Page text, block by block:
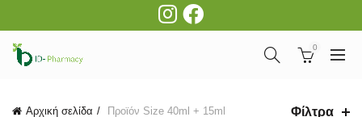
0
Αρχική σελίδα Προϊόν Size 40ml + 15ml Φίλτρα